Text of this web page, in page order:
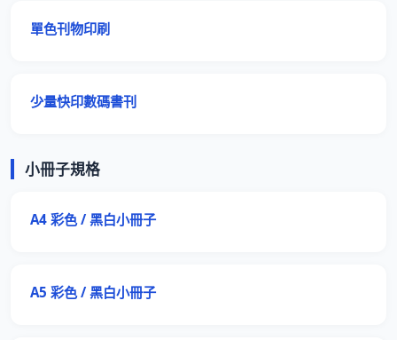
單色刊物印刷
少量快印數碼書刊
小冊子規格
A4 彩色 / 黑白小冊子
A5 彩色 / 黑白小冊子